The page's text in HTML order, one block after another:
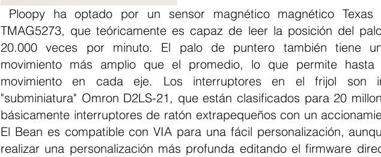
TMAG5273, que teóricamente es capaz de leer la posición del
20.000 veces por minuto. El palo de puntero también tiene
movimiento más amplio que el promedio, lo que permite
movimiento en cada eje. Los interruptores en el frijol son
"subminiatura" Omron D2LS-21, que están clasificados para 20
básicamente interruptores de ratón extrapequeños con un
El Bean es compatible con VIA para una fácil personalización,
realizar una personalización más profunda editando el firmware